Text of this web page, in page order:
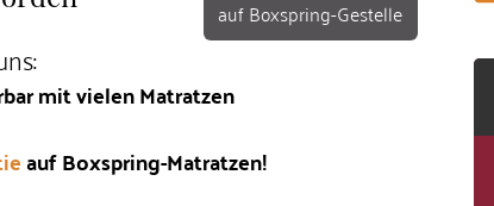
auf Boxspring-Gestelle
mit vielen Matratzen
auf Boxspring-Matratzen!